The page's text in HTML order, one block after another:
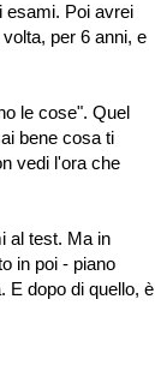
esami. Poi avrei
per 6 anni, e
le cose". Quel
bene cosa ti
vedi l'ora che
al test. Ma in
in poi - piano
E dopo di quello, è